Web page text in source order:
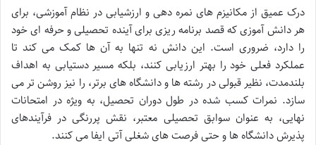
درک عمیق از مکانیزم های نمره دهی و ارزشیابی در نظام آموزشی، برای
هر دانش آموزی که قصد برنامه ریزی برای آینده تحصیلی و حرفه ای خود
را دارد، ضروری است. این دانش نه تنها به آن ها کمک می کند تا
عملکرد فعلی خود را بهتر ارزیابی کنند، بلکه مسیر دستیابی به اهداف
بلندمدت، نظیر قبولی در رشته ها و دانشگاه های برتر، را نیز روشن تر می
سازد. نمرات کسب شده در طول دوران تحصیل، به ویژه در امتحانات
نهایی، به عنوان سوابق تحصیلی معتبر، نقش پررنگی در فرآیندهای
پذیرش دانشگاه ها و حتی فرصت های شغلی آتی ایفا می کنند.